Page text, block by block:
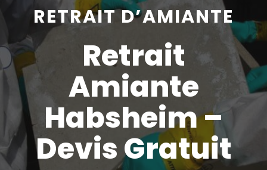
RETRAIT D’AMIANTE
Retrait
Amiante
Habsheim –
Devis Gratuit